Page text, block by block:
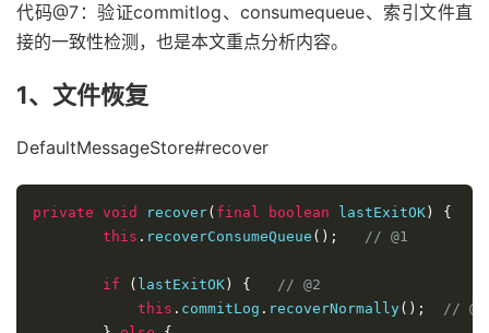
代码@7：验证commitlog、consumequeue、索引文件直
接的一致性检测，也是本文重点分析内容。
1、文件恢复
DefaultMessageStore#recover
private void recover( final boolean lastExitOK )
{
this . recoverConsumeQueue (); // @1
if ( lastExitOK ) {
// @2
this . commitLog . recoverNormally();
//